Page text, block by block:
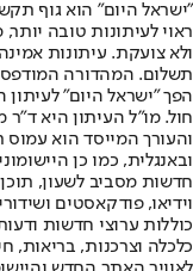
"ישראל היום" הוא גוף
ראוי לעיתונות טובה
ולא צועקת. עיתונות
הפך "ישראל היום"
חול. מו"ל העיתון היא
והעורך המייסד הוא
חדשות מסביב לשעון, תוכן
וידיאו, פודקאסטים
כוללות ערוצי חדשות